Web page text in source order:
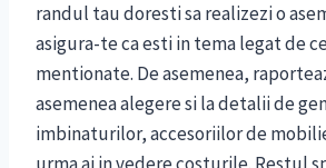
randul tau doresti sa realizezi o
asigura-te ca esti in tema legat de
mentionate. De asemenea,
asemenea alegere si la detalii de
imbinaturilor, accesoriilor de